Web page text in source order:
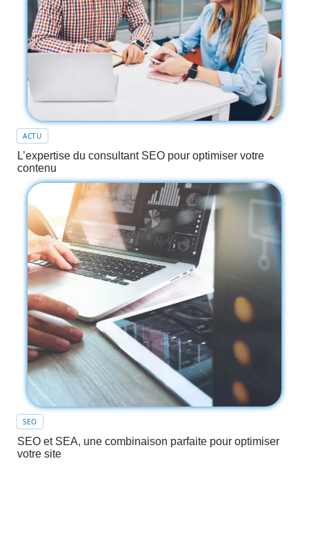
ACTU
L’expertise du consultant SEO pour optimiser votre
contenu
SEO
SEO et SEA, une combinaison parfaite pour optimiser
votre site